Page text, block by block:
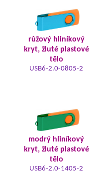
růžový hliníkový
kryt, žluté plastové
tělo
USB6-2.0-0805-2
modrý hliníkový
kryt, žluté plastové
tělo
USB6-2.0-1405-2